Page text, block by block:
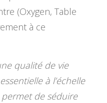
(Oxygen, Table
à ce
qualité de vie
à l’échelle
de séduire